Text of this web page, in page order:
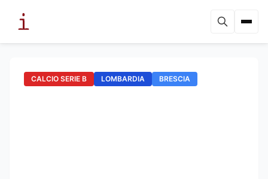
CALCIO SERIE B LOMBARDIA BRESCIA